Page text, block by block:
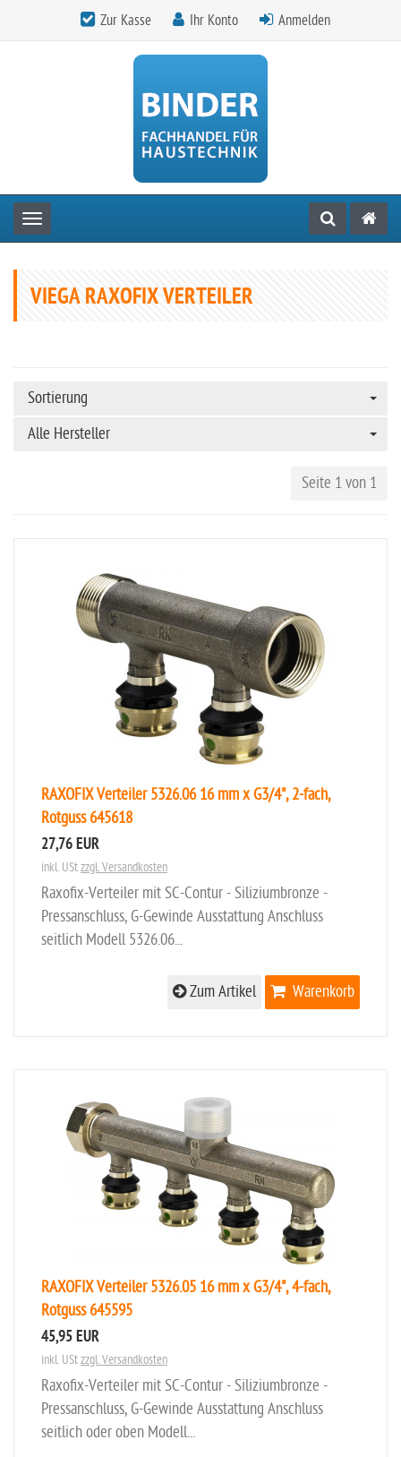
Zur Kasse Ihr Konto Anmelden
Toggle navigation
VIEGA RAXOFIX VERTEILER
Sortierung
Alle Hersteller
Seite 1 von 1
RAXOFIX Verteiler 5326.06 16 mm x G3/4", 2-fach,
Rotguss 645618
27,76 EUR
inkl. UStzzgl. Versandkosten
Raxofix-Verteiler mit SC-Contur - Siliziumbronze -
Pressanschluss, G-Gewinde Ausstattung Anschluss
seitlich Modell 5326.06...
Warenkorb
Zum Artikel
RAXOFIX Verteiler 5326.05 16 mm x G3/4", 4-fach,
Rotguss 645595
45,95 EUR
inkl. UStzzgl. Versandkosten
Raxofix-Verteiler mit SC-Contur - Siliziumbronze -
Pressanschluss, G-Gewinde Ausstattung Anschluss
seitlich oder oben Modell...